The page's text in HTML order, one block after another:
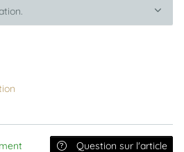
Question sur l'article